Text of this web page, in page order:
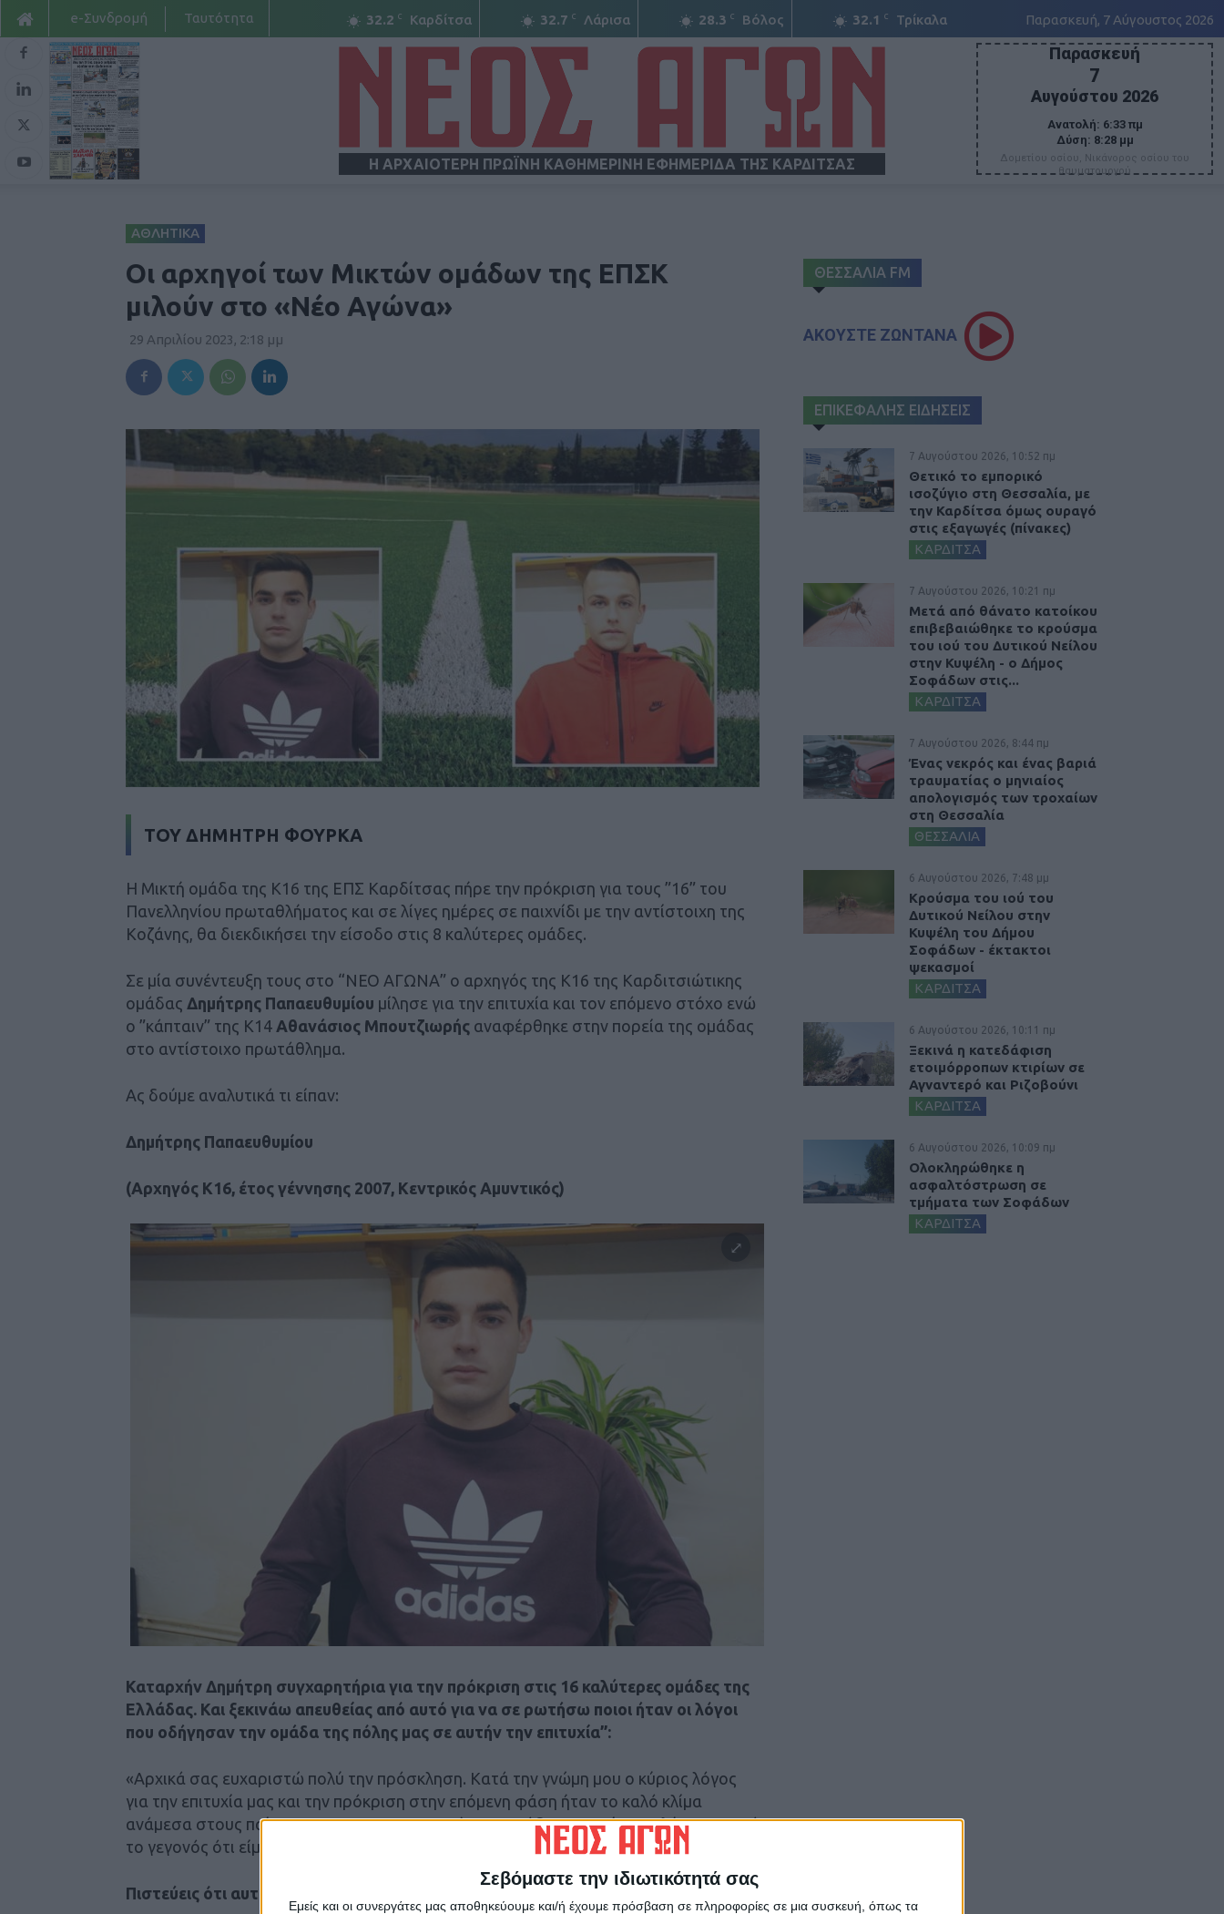
Σεβόμαστε την ιδιωτικότητά σας
Εμείς και οι συνεργάτες μας αποθηκεύουμε και/ή έχουμε πρόσβαση σε πληροφορίες σε μια συσκευή, όπως τα
32.2 C Καρδίτσα 32.7 C Λάρισα 28.3 C Βόλος 32.1 C Τρίκαλα Παρασκευή, 7 Αύγουστος 2026
e-Συνδρομή Ταυτότητα
Η ΑΡΧΑΙΟΤΕΡΗ ΠΡΩΪΝΗ ΚΑΘΗΜΕΡΙΝΗ ΕΦΗΜΕΡΙΔΑ ΤΗΣ ΚΑΡΔΙΤΣΑΣ
Παρασκευή
7
Αυγούστου 2026
Ανατολή: 6:33 πμ
Δύση: 8:28 μμ
Δομετίου οσίου, Νικάνορος οσίου του
θαυματουργού
ΑΘΛΗΤΙΚΑ
Οι αρχηγοί των Μικτών ομάδων της ΕΠΣΚ
μιλούν στο «Νέο Αγώνα»
29 Απριλίου 2023, 2:18 μμ
ΤΟΥ ΔΗΜΗΤΡΗ ΦΟΥΡΚΑ
Η Μικτή ομάδα της Κ16 της ΕΠΣ Καρδίτσας πήρε την πρόκριση για τους ”16” του
Πανελληνίου πρωταθλήματος και σε λίγες ημέρες σε παιχνίδι με την αντίστοιχη της
Κοζάνης, θα διεκδικήσει την είσοδο στις 8 καλύτερες ομάδες.
Σε μία συνέντευξη τους στο “ΝΕΟ ΑΓΩΝΑ” ο αρχηγός της Κ16 της Καρδιτσιώτικης
ομάδας Δημήτρης Παπαευθυμίου μίλησε για την επιτυχία και τον επόμενο στόχο ενώ
ο ”κάπταιν” της Κ14 Aθανάσιος Μπουτζιωρής αναφέρθηκε στην πορεία της ομάδας
στο αντίστοιχο πρωτάθλημα.
Ας δούμε αναλυτικά τι είπαν:
Δημήτρης Παπαευθυμίου
(Αρχηγός Κ16, έτος γέννησης 2007, Κεντρικός Αμυντικός)
Καταρχήν Δημήτρη συγχαρητήρια για την πρόκριση στις 16 καλύτερες ομάδες της
Ελλάδας. Και ξεκινάω απευθείας από αυτό για να σε ρωτήσω ποιοι ήταν οι λόγοι
που οδήγησαν την ομάδα της πόλης μας σε αυτήν την επιτυχία’’:
«Αρχικά σας ευχαριστώ πολύ την πρόσκληση. Κατά την γνώμη μου ο κύριος λόγος
για την επιτυχία μας και την πρόκριση στην επόμενη φάση ήταν το καλό κλίμα
ανάμεσα στους παίκτες και στους προπονητές της ομάδας μας. Είναι πολύ σημαντικό
το γεγονός ότι είμαστε όλοι δεμένοι σαν μια οικογένεια».
Πιστεύεις ότι αυτή η ομάδα μπορεί να προχωρήσει και στην επόμενη φάση;
ΘΕΣΣΑΛΙΑ FM
ΑΚΟΥΣΤΕ ΖΩΝΤΑΝΑ
ΕΠΙΚΕΦΑΛΗΣ ΕΙΔΗΣΕΙΣ
7 Αυγούστου 2026, 10:52 πμ
Θετικό το εμπορικό
ισοζύγιο στη Θεσσαλία, με
την Καρδίτσα όμως ουραγό
στις εξαγωγές (πίνακες)
ΚΑΡΔΙΤΣΑ
7 Αυγούστου 2026, 10:21 πμ
Μετά από θάνατο κατοίκου
επιβεβαιώθηκε το κρούσμα
του ιού του Δυτικού Νείλου
στην Κυψέλη - ο Δήμος
Σοφάδων στις...
ΚΑΡΔΙΤΣΑ
7 Αυγούστου 2026, 8:44 πμ
Ένας νεκρός και ένας βαριά
τραυματίας ο μηνιαίος
απολογισμός των τροχαίων
στη Θεσσαλία
ΘΕΣΣΑΛΙΑ
6 Αυγούστου 2026, 7:48 μμ
Κρούσμα του ιού του
Δυτικού Νείλου στην
Κυψέλη του Δήμου
Σοφάδων - έκτακτοι
ψεκασμοί
ΚΑΡΔΙΤΣΑ
6 Αυγούστου 2026, 10:11 πμ
Ξεκινά η κατεδάφιση
ετοιμόρροπων κτιρίων σε
Αγναντερό και Ριζοβούνι
ΚΑΡΔΙΤΣΑ
6 Αυγούστου 2026, 10:09 πμ
Ολοκληρώθηκε η
ασφαλτόστρωση σε
τμήματα των Σοφάδων
ΚΑΡΔΙΤΣΑ